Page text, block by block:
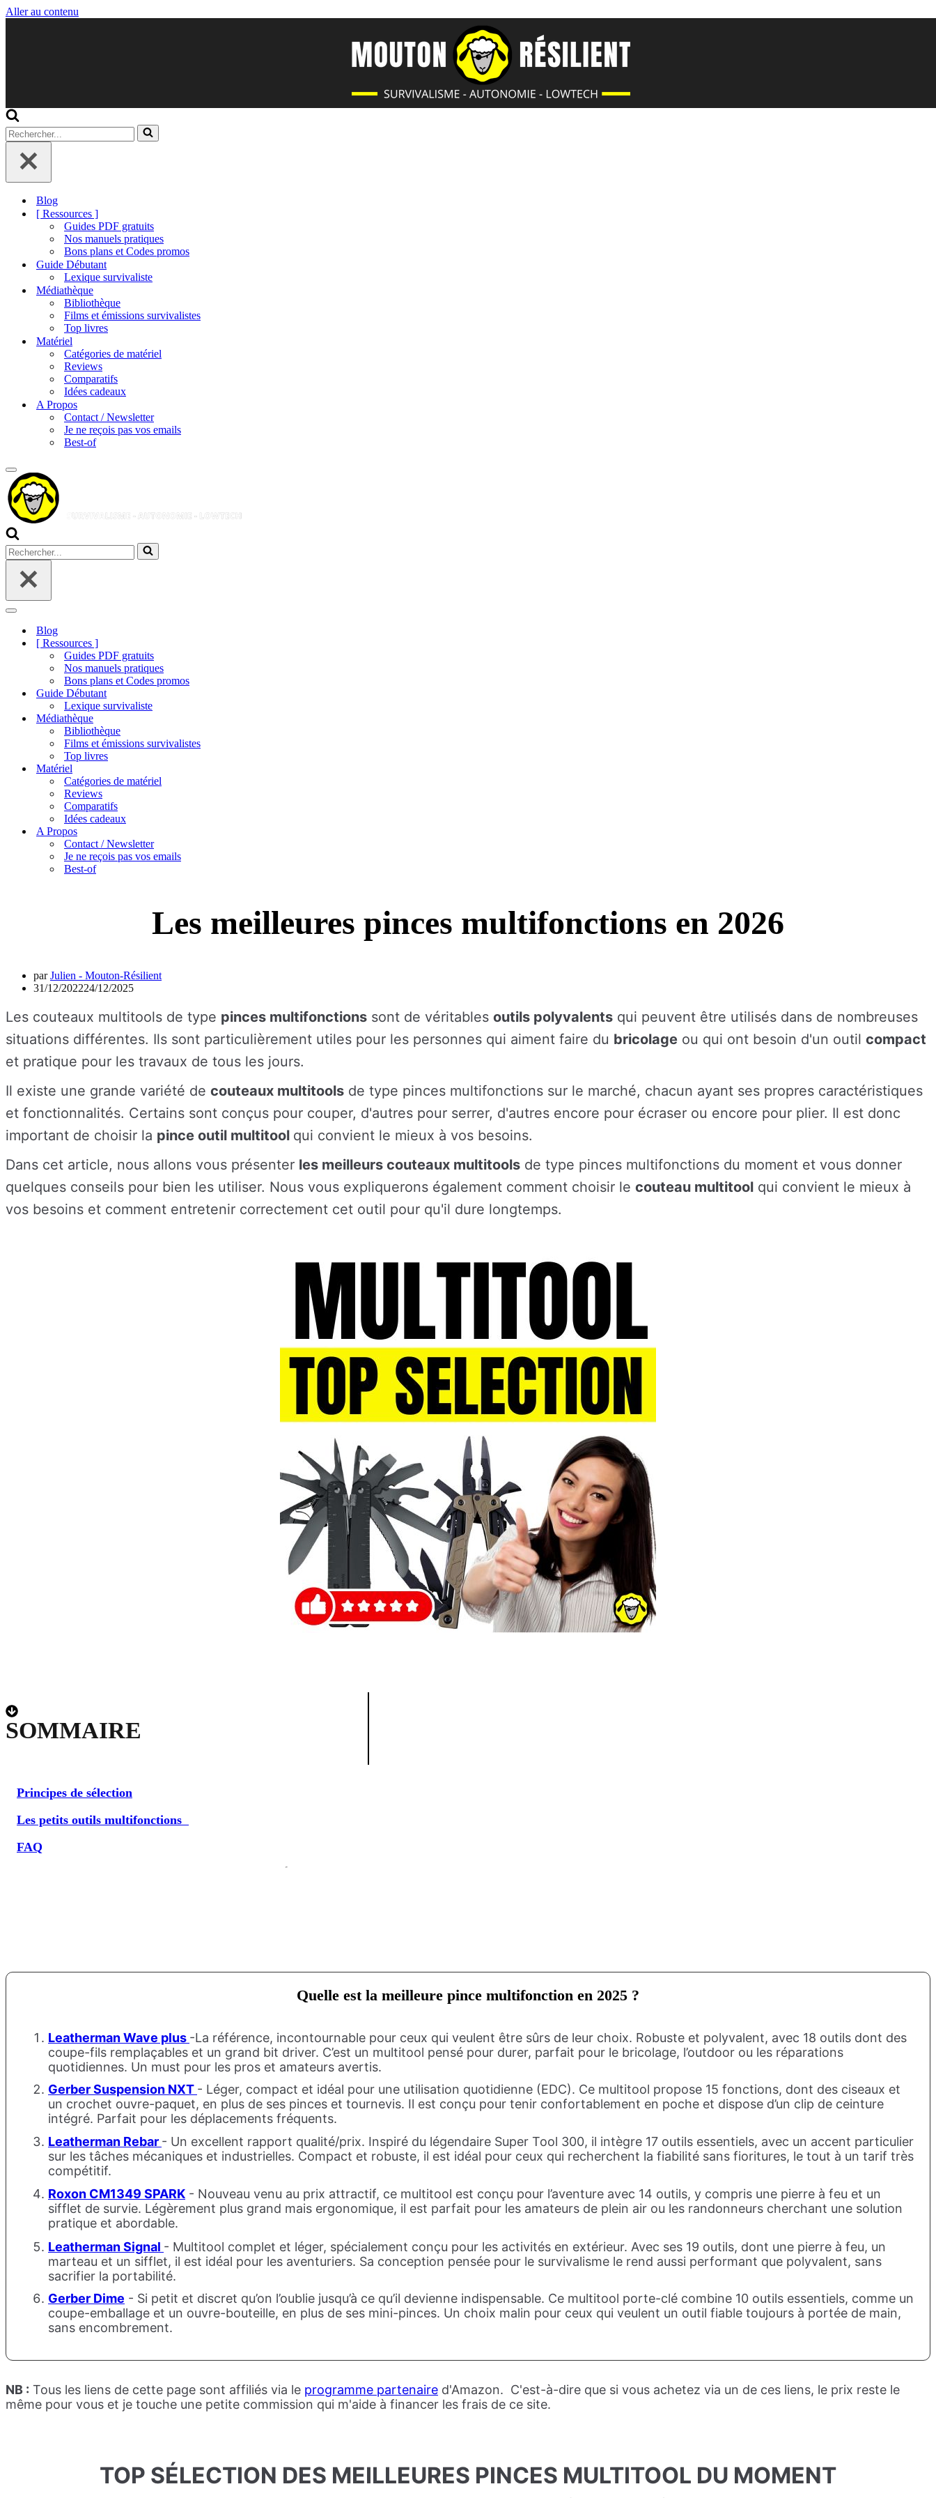
Aller au contenu
Rechercher...
Blog
[ Ressources ]
Guides PDF gratuits
Nos manuels pratiques
Bons plans et Codes promos
Guide Débutant
Lexique survivaliste
Médiathèque
Bibliothèque
Films et émissions survivalistes
Top livres
Matériel
Catégories de matériel
Reviews
Comparatifs
Idées cadeaux
A Propos
Contact / Newsletter
Je ne reçois pas vos emails
Best-of
Menu
de
navigation
Rechercher...
Menu
navigation
Blog
[ Ressources ]
Guides PDF gratuits
Nos manuels pratiques
Bons plans et Codes promos
Guide Débutant
Lexique survivaliste
Médiathèque
Bibliothèque
Films et émissions survivalistes
Top livres
Matériel
Catégories de matériel
Reviews
Comparatifs
Idées cadeaux
A Propos
Contact / Newsletter
Je ne reçois pas vos emails
Best-of
Les meilleures pinces multifonctions en 2026
parJulien - Mouton-Résilient
31/12/202224/12/2025
Les couteaux multitools de type pinces multifonctions sont de véritables outils polyvalents qui peuvent être utilisés dans de nombreuses
situations différentes. Ils sont particulièrement utiles pour les personnes qui aiment faire du bricolage ou qui ont besoin d'un outil compact
et pratique pour les travaux de tous les jours.
Il existe une grande variété de couteaux multitools de type pinces multifonctions sur le marché, chacun ayant ses propres caractéristiques
et fonctionnalités. Certains sont conçus pour couper, d'autres pour serrer, d'autres encore pour écraser ou encore pour plier. Il est donc
important de choisir la pince outil multitool qui convient le mieux à vos besoins.
Dans cet article, nous allons vous présenter les meilleurs couteaux multitools de type pinces multifonctions du moment et vous donner
quelques conseils pour bien les utiliser. Nous vous expliquerons également comment choisir le couteau multitool qui convient le mieux à
vos besoins et comment entretenir correctement cet outil pour qu'il dure longtemps.
SOMMAIRE
Principes de sélection
Les petits outils multifonctions
FAQ
Quelle est la meilleure pince multifonction en 2025 ?
Leatherman Wave plus -La référence, incontournable pour ceux qui veulent être sûrs de leur choix. Robuste et polyvalent, avec 18 outils dont des
coupe-fils remplaçables et un grand bit driver. C’est un multitool pensé pour durer, parfait pour le bricolage, l’outdoor ou les réparations
quotidiennes. Un must pour les pros et amateurs avertis.
Gerber Suspension NXT - Léger, compact et idéal pour une utilisation quotidienne (EDC). Ce multitool propose 15 fonctions, dont des ciseaux et
un crochet ouvre-paquet, en plus de ses pinces et tournevis. Il est conçu pour tenir confortablement en poche et dispose d’un clip de ceinture
intégré. Parfait pour les déplacements fréquents.
Leatherman Rebar - Un excellent rapport qualité/prix. Inspiré du légendaire Super Tool 300, il intègre 17 outils essentiels, avec un accent particulier
sur les tâches mécaniques et industrielles. Compact et robuste, il est idéal pour ceux qui recherchent la fiabilité sans fioritures, le tout à un tarif très
compétitif.
Roxon CM1349 SPARK - Nouveau venu au prix attractif, ce multitool est conçu pour l’aventure avec 14 outils, y compris une pierre à feu et un
sifflet de survie. Légèrement plus grand mais ergonomique, il est parfait pour les amateurs de plein air ou les randonneurs cherchant une solution
pratique et abordable.
Leatherman Signal - Multitool complet et léger, spécialement conçu pour les activités en extérieur. Avec ses 19 outils, dont une pierre à feu, un
marteau et un sifflet, il est idéal pour les aventuriers. Sa conception pensée pour le survivalisme le rend aussi performant que polyvalent, sans
sacrifier la portabilité.
Gerber Dime - Si petit et discret qu’on l’oublie jusqu’à ce qu’il devienne indispensable. Ce multitool porte-clé combine 10 outils essentiels, comme un
coupe-emballage et un ouvre-bouteille, en plus de ses mini-pinces. Un choix malin pour ceux qui veulent un outil fiable toujours à portée de main,
sans encombrement.
NB : Tous les liens de cette page sont affiliés via le programme partenaire d'Amazon. C'est-à-dire que si vous achetez via un de ces liens, le prix reste le
même pour vous et je touche une petite commission qui m'aide à financer les frais de ce site.
TOP SÉLECTION DES MEILLEURES PINCES MULTITOOL DU MOMENT